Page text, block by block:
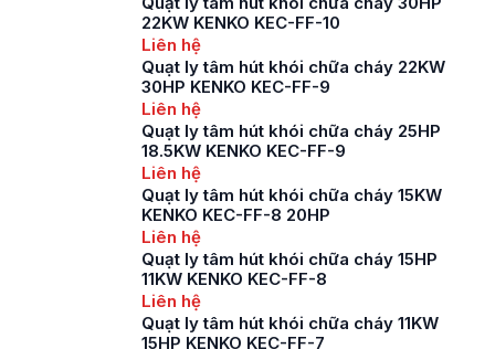
22KW KENKO KEC-FF-10
Liên hệ
Quạt ly tâm hút khói chữa cháy 22KW
30HP KENKO KEC-FF-9
Liên hệ
Quạt ly tâm hút khói chữa cháy 25HP
18.5KW KENKO KEC-FF-9
Liên hệ
Quạt ly tâm hút khói chữa cháy 15KW
KENKO KEC-FF-8 20HP
Liên hệ
Quạt ly tâm hút khói chữa cháy 15HP
11KW KENKO KEC-FF-8
Liên hệ
Quạt ly tâm hút khói chữa cháy 11KW
15HP KENKO KEC-FF-7